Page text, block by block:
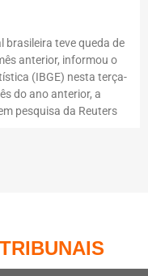
brasileira teve queda de
anterior, informou o
(IBGE) nesta terça-
do ano anterior, a
pesquisa da Reuters